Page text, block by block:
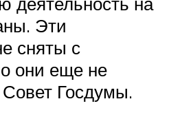
Эти
сняты с
они еще не
Госдумы.